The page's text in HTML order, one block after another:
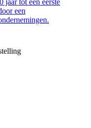
jaar tot een eerste
een